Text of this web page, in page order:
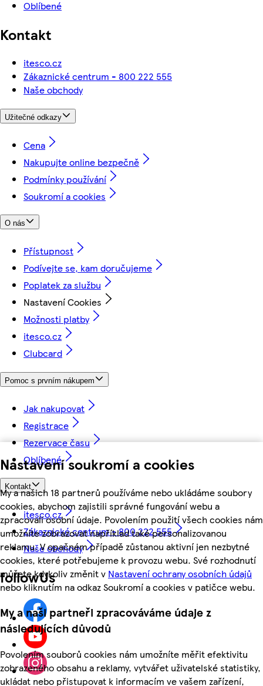
Nastavení soukromí a cookies
My a našich 18 partnerů používáme nebo ukládáme soubory
cookies, abychom zajistili správné fungování webu a
zpracovali osobní údaje. Povolením použití všech cookies nám
umožníte zobrazovat například také personalizovanou
reklamu. V opačném případě zůstanou aktivní jen nezbytné
cookies, které potřebujeme k provozu webu. Své rozhodnutí
můžete kdykoliv změnit v Nastavení ochrany osobních údajů
nebo kliknutím na odkaz Soukromí a cookies v patičce webu.
My a naši partneři zpracováváme údaje z
následujících důvodů
Povolením souborů cookies nám umožníte měřit efektivitu
zobrazeného obsahu a reklamy, vytvářet uživatelské statistiky,
ukládat nebo přistupovat k informacím ve vašem zařízení,
Oblíbené
Kontakt
itesco.cz
Zákaznické centrum - 800 222 555
Naše obchody
Užitečné odkazy
Cena
Nakupujte online bezpečně
Podmínky používání
Soukromí a cookies
O nás
Přístupnost
Podívejte se, kam doručujeme
Poplatek za službu
Nastavení Cookies
Možnosti platby
itesco.cz
Clubcard
Pomoc s prvním nákupem
Jak nakupovat
Registrace
Rezervace času
Oblíbené
Kontakt
itesco.cz
Zákaznické centrum - 800 222 555
Naše obchody
followUs